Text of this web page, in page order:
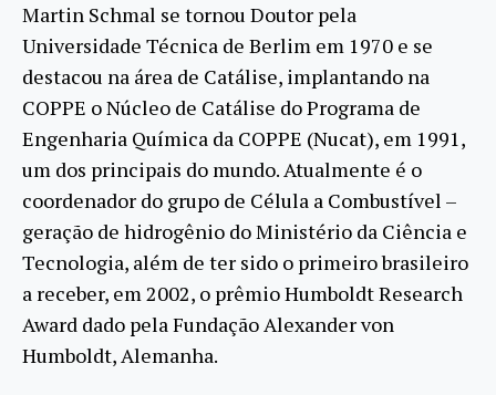
Martin Schmal se tornou Doutor pela
Universidade Técnica de Berlim em 1970 e se
destacou na área de Catálise, implantando na
COPPE o Núcleo de Catálise do Programa de
Engenharia Química da COPPE (Nucat), em 1991,
um dos principais do mundo. Atualmente é o
coordenador do grupo de Célula a Combustível –
geração de hidrogênio do Ministério da Ciência e
Tecnologia, além de ter sido o primeiro brasileiro
a receber, em 2002, o prêmio Humboldt Research
Award dado pela Fundação Alexander von
Humboldt, Alemanha.